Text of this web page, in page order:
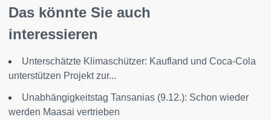
Das könnte Sie auch
interessieren
Unterschätzte Klimaschützer: Kaufland und Coca-Cola
unterstützen Projekt zur...
Unabhängigkeitstag Tansanias (9.12.): Schon wieder
werden Maasai vertrieben